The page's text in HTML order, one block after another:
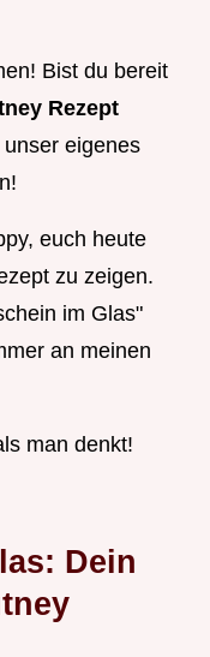
Bist du bereit
Rezept
eigenes
euch heute
zu zeigen.
im Glas"
an meinen
man denkt!
Dein